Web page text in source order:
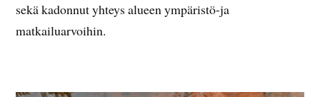
sekä kadonnut yhteys alueen ympäristö-ja
matkailuarvoihin.